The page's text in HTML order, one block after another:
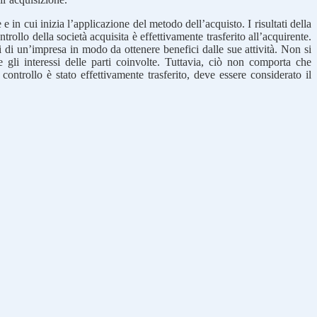
in cui inizia l’applicazione del metodo dell’acquisto. I risultati della
della società acquisita è effettivamente trasferito all’acquirente.
un’impresa in modo da ottenere benefici dalle sue attività. Non si
gli interessi delle parti coinvolte. Tuttavia, ciò non comporta che
è stato effettivamente trasferito, deve essere considerato il